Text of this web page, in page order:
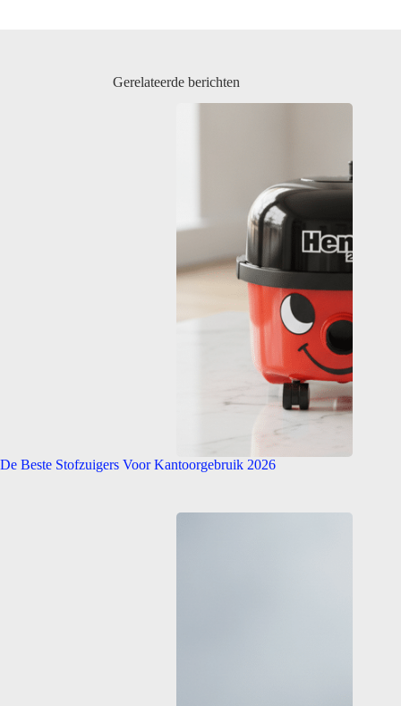
Gerelateerde berichten
De Beste Stofzuigers Voor Kantoorgebruik 2026